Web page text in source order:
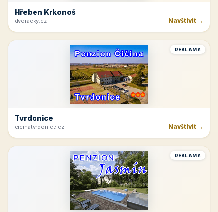
Hřeben Krkonoš
dvoracky.cz Navštívit →
REKLAMA
Tvrdonice
cicinatvrdonice.cz Navštívit →
REKLAMA